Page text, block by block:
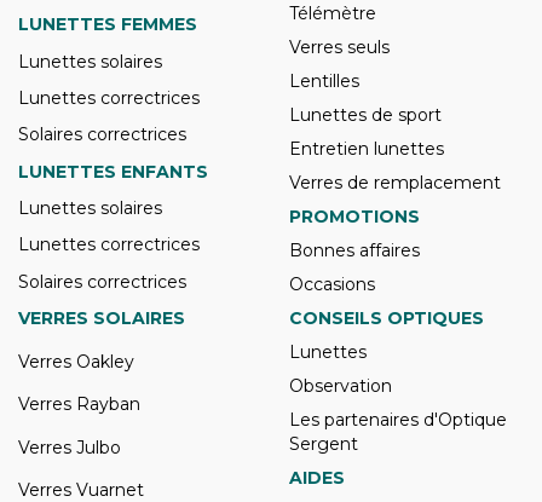
LUNETTES FEMMES
Lunettes solaires
Lunettes correctrices
Solaires correctrices
LUNETTES ENFANTS
Lunettes solaires
Lunettes correctrices
Solaires correctrices
Télémètre
Verres seuls
Lentilles
Lunettes de sport
Entretien lunettes
Verres de remplacement
PROMOTIONS
Bonnes affaires
Occasions
VERRES SOLAIRES
Verres Oakley
Verres Rayban
Verres Julbo
Verres Vuarnet
CONSEILS OPTIQUES
Lunettes
Observation
Les partenaires d'Optique
Sergent
AIDES